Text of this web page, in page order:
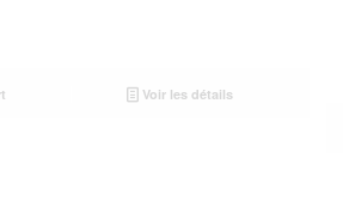
Voir les détails